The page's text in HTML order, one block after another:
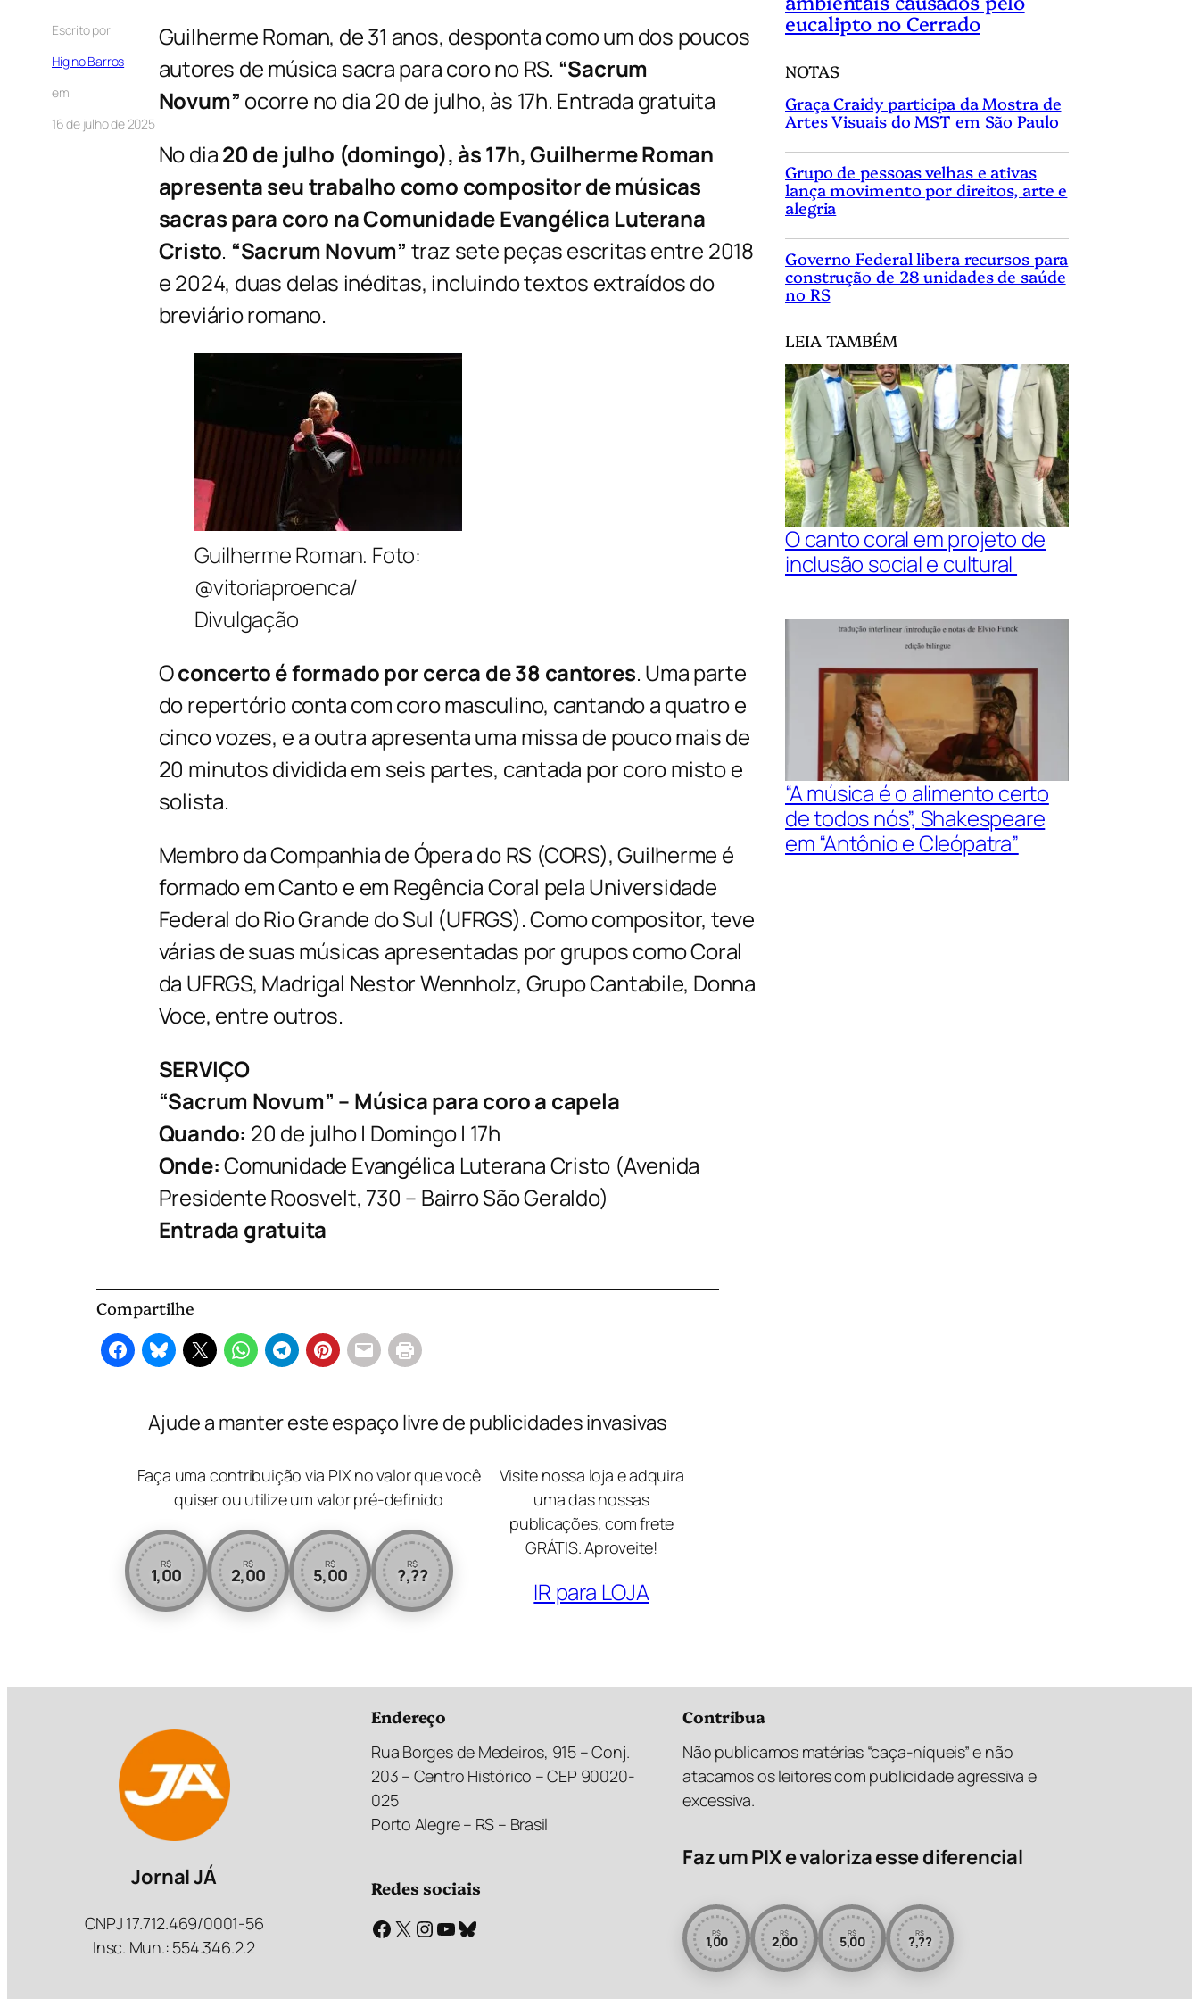
Escrito por
Higino Barros
em
16 de julho de 2025
Guilherme Roman, de 31 anos, desponta como um dos poucos
autores de música sacra para coro no RS. “Sacrum
Novum” ocorre no dia 20 de julho, às 17h. Entrada gratuita
No dia20 de julho (domingo), às 17h, Guilherme Roman
apresenta seu trabalho como compositor de músicas
sacras para coro na Comunidade Evangélica Luterana
Cristo. “Sacrum Novum” traz sete peças escritas entre 2018
e 2024, duas delas inéditas, incluindo textos extraídos do
breviário romano.
Guilherme Roman. Foto:
@vitoriaproenca/
Divulgação
Oconcerto é formado por cerca de 38 cantores. Uma parte
do repertório conta com coro masculino, cantando a quatro e
cinco vozes, e a outra apresenta uma missa de pouco mais de
20 minutos dividida em seis partes, cantada por coro misto e
solista.
Membro da Companhia de Ópera do RS (CORS), Guilherme é
formado em Canto e em Regência Coral pela Universidade
Federal do Rio Grande do Sul (UFRGS). Como compositor, teve
várias de suas músicas apresentadas por grupos como Coral
da UFRGS, Madrigal Nestor Wennholz, Grupo Cantabile, Donna
Voce, entre outros.
SERVIÇO
“Sacrum Novum” – Música para coro a capela
Quando: 20 de julho | Domingo | 17h
Onde:Comunidade Evangélica Luterana Cristo (Avenida
Presidente Roosvelt, 730 – Bairro São Geraldo)
Entrada gratuita
Compartilhe
Ajude a manter este espaço livre de publicidades invasivas
Faça uma contribuição via PIX no valor que você
quiser ou utilize um valor pré-definido
R$
1,00
R$
2,00
R$
5,00
R$
?,??
Visite nossa loja e adquira
uma das nossas
publicações, com frete
GRÁTIS. Aproveite!
IR para LOJA
eucalipto no Cerrado
NOTAS
Graça Craidy participa da Mostra de
Artes Visuais do MST em São Paulo
Grupo de pessoas velhas e ativas
lança movimento por direitos, arte e
alegria
Governo Federal libera recursos para
construção de 28 unidades de saúde
no RS
LEIA TAMBÉM
O canto coral em projeto de
inclusão social e cultural
“A música é o alimento certo
de todos nós”, Shakespeare
em “Antônio e Cleópatra”
Jornal JÁ
CNPJ 17.712.469/0001-56
Insc. Mun.: 554.346.2.2
Endereço
Rua Borges de Medeiros, 915 – Conj.
203 – Centro Histórico – CEP 90020-
025
Porto Alegre – RS – Brasil
Redes sociais
Facebook X Instagram Youtube Bluesky
Contribua
Não publicamos matérias “caça-níqueis” e não
atacamos os leitores com publicidade agressiva e
excessiva.
Faz um PIX e valoriza esse diferencial
R$
1,00
R$
2,00
R$
5,00
R$
?,??